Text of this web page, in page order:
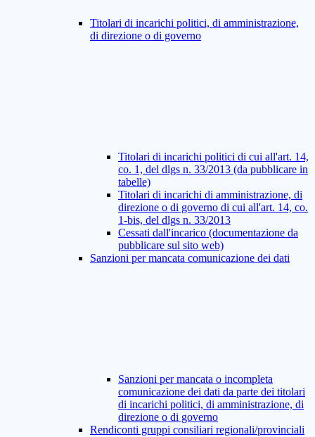
Titolari di incarichi politici, di amministrazione,
di direzione o di governo
Titolari di incarichi politici di cui all'art. 14,
co. 1, del dlgs n. 33/2013 (da pubblicare in
tabelle)
Titolari di incarichi di amministrazione, di
direzione o di governo di cui all'art. 14, co.
1-bis, del dlgs n. 33/2013
Cessati dall'incarico (documentazione da
pubblicare sul sito web)
Sanzioni per mancata comunicazione dei dati
Sanzioni per mancata o incompleta
comunicazione dei dati da parte dei titolari
di incarichi politici, di amministrazione, di
direzione o di governo
Rendiconti gruppi consiliari regionali/provinciali